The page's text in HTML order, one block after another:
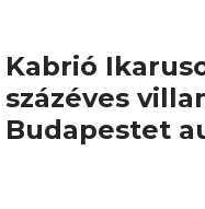
Kabrió
százéves
Budapestet